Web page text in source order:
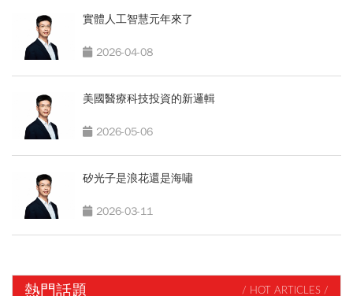
實體人工智慧元年來了
2026-04-08
美國醫療科技投資的新邏輯
2026-05-06
矽光子是浪花還是海嘯
2026-03-11
熱門話題 / HOT ARTICLES /